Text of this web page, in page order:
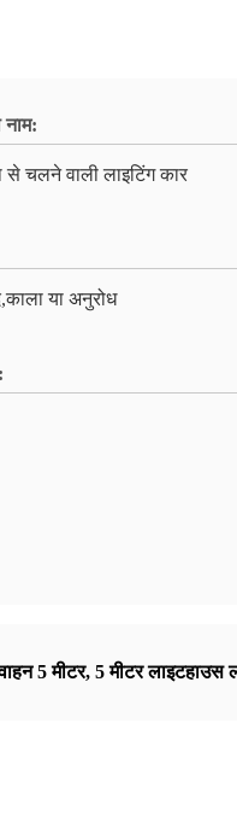
नाम:
से चलने वाली लाइटिंग कार
या अनुरोध
5 मीटर, 5 मीटर लाइटहाउस